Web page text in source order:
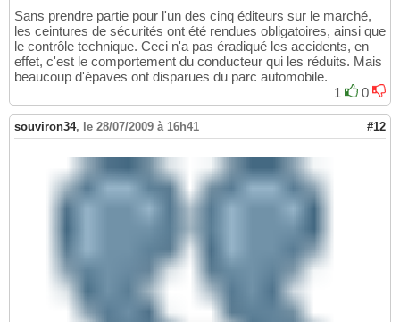
Sans prendre partie pour l'un des cinq éditeurs sur le marché,
les ceintures de sécurités ont été rendues obligatoires, ainsi que
le contrôle technique. Ceci n'a pas éradiqué les accidents, en
effet, c'est le comportement du conducteur qui les réduits. Mais
beaucoup d'épaves ont disparues du parc automobile.
1
0
souviron34, le 28/07/2009 à 16h41 #12